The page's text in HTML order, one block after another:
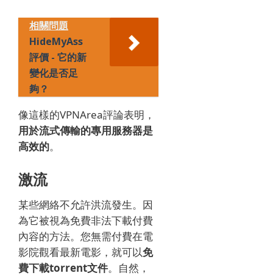
相關問題
HideMyAss
評價 - 它的新
變化是否足
夠？
像這樣的VPNArea評論表明，
用於流式傳輸的專用服務器是
高效的。
激流
某些網絡不允許洪流發生。 因
為它被視為免費非法下載付費
內容的方法。 您無需付費在電
影院觀看最新電影，就可以免
費下載torrent文件。 自然，